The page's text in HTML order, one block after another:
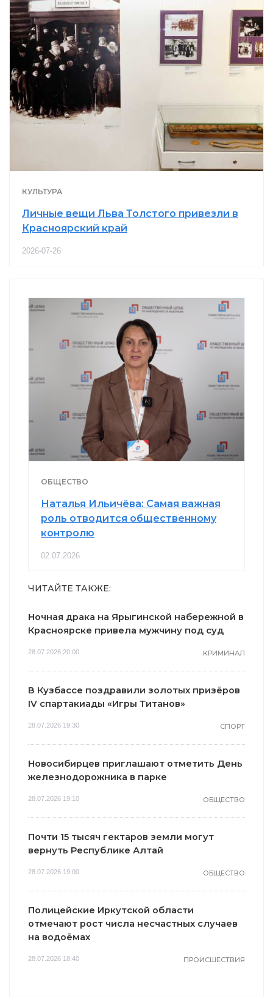
КУЛЬТУРА
Личные вещи Льва Толстого привезли в
Красноярский край
2026-07-26
ОБЩЕСТВО
Наталья Ильичёва: Самая важная
роль отводится общественному
контролю
02.07.2026
ЧИТАЙТЕ ТАКЖЕ:
Ночная драка на Ярыгинской набережной в
Красноярске привела мужчину под суд
28.07.2026 20:00 КРИМИНАЛ
В Кузбассе поздравили золотых призёров
IV спартакиады «Игры Титанов»
28.07.2026 19:30 СПОРТ
Новосибирцев приглашают отметить День
железнодорожника в парке
28.07.2026 19:10 ОБЩЕСТВО
Почти 15 тысяч гектаров земли могут
вернуть Республике Алтай
28.07.2026 19:00 ОБЩЕСТВО
Полицейские Иркутской области
отмечают рост числа несчастных случаев
на водоёмах
28.07.2026 18:40 ПРОИСШЕСТВИЯ